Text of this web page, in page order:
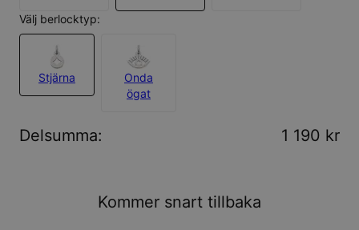
Välj berlocktyp:
Stjärna
Onda
ögat
Delsumma: 1 190 kr
Kommer snart tillbaka